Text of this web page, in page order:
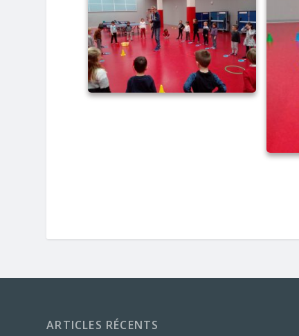
ARTICLES RÉCENTS